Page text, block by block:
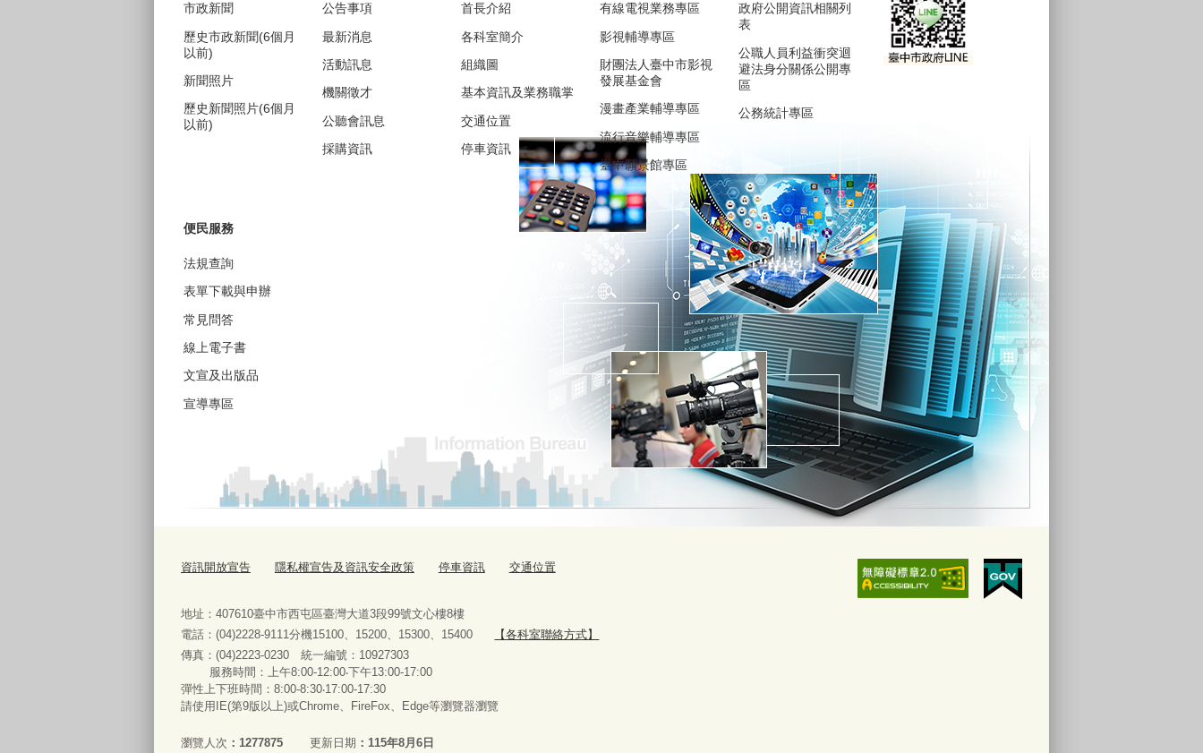
市政新聞
歷史市政新聞(6個月
以前)
新聞照片
歷史新聞照片(6個月
以前)
公告事項
最新消息
活動訊息
機關徵才
公聽會訊息
採購資訊
首長介紹
各科室簡介
組織圖
基本資訊及業務職掌
交通位置
停車資訊
有線電視業務專區
影視輔導專區
財團法人臺中市影視
發展基金會
漫畫產業輔導專區
流行音樂輔導專區
臺中願景館專區
政府公開資訊相關列
表
公職人員利益衝突迴
避法身分關係公開專
區
公務統計專區
便民服務
法規查詢
表單下載與申辦
常見問答
線上電子書
文宣及出版品
宣導專區
資訊開放宣告 隱私權宣告及資訊安全政策 停車資訊 交通位置
地址：407610臺中市西屯區臺灣大道3段99號文心樓8樓
電話：(04)2228-9111分機15100、15200、15300、15400
【各科室聯絡方式】
傳真：(04)2223-0230 統一編號 ： 10927303
服務時間：上午8:00-12:00‧下午13:00-17:00
彈性上下班時間：8:00-8:30‧17:00-17:30
請使用IE(第9版以上)或Chrome、FireFox、Edge等瀏覽器瀏覽
瀏覽人次 1277875 更新日期 115年8月6日